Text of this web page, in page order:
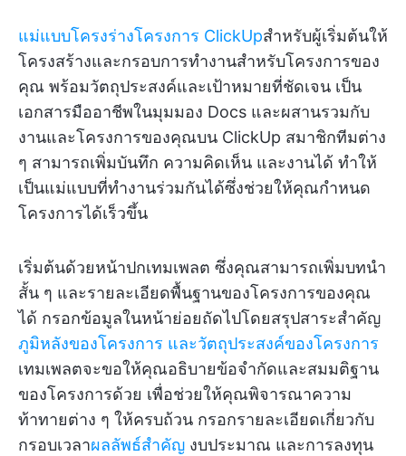
แม่แบบโครงร่างโครงการ ClickUpสำหรับผู้เริ่มต้นให้
โครงสร้างและกรอบการทำงานสำหรับโครงการของ
คุณ พร้อมวัตถุประสงค์และเป้าหมายที่ชัดเจน เป็น
เอกสารมืออาชีพในมุมมอง Docs และผสานรวมกับ
งานและโครงการของคุณบน ClickUp สมาชิกทีมต่าง
ๆ สามารถเพิ่มบันทึก ความคิดเห็น และงานได้ ทำให้
เป็นแม่แบบที่ทำงานร่วมกันได้ซึ่งช่วยให้คุณกำหนด
โครงการได้เร็วขึ้น
เริ่มต้นด้วยหน้าปกเทมเพลต ซึ่งคุณสามารถเพิ่มบทนำ
สั้น ๆ และรายละเอียดพื้นฐานของโครงการของคุณ
ได้ กรอกข้อมูลในหน้าย่อยถัดไปโดยสรุปสาระสำคัญ
ภูมิหลังของโครงการ และวัตถุประสงค์ของโครงการ
เทมเพลตจะขอให้คุณอธิบายข้อจำกัดและสมมติฐาน
ของโครงการด้วย เพื่อช่วยให้คุณพิจารณาความ
ท้าทายต่าง ๆ ให้ครบถ้วน กรอกรายละเอียดเกี่ยวกับ
กรอบเวลาผลลัพธ์สำคัญ งบประมาณ และการลงทุน